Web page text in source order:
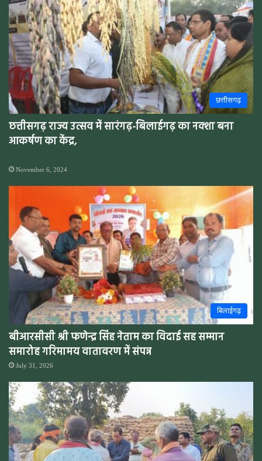
छत्तीसगढ़
छत्तीसगढ़ राज्य उत्सव में सारंगढ़-बिलाईगढ़ का नक्शा बना
आकर्षण का केंद्र,
November 6, 2024
बिलाईगढ़
बीआरसीसी श्री फणेन्द्र सिंह नेताम का विदाई सह सम्मान
समारोह गरिमामय वातावरण में संपन्न
July 31, 2026